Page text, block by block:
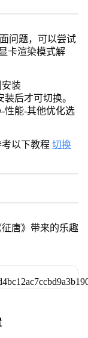
问题，可以尝试
卡渲染模式解
装
后才可切换。
性能-其他优化选
以下教程 切换
唐》带来的乐趣